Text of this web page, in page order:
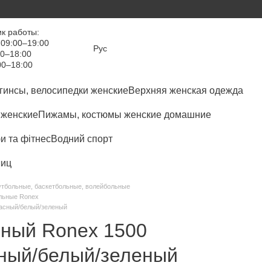
работы:
09:00–19:00
Рус
велосипедки женскиеВерхняя женская одежда
Пижамы, костюмы женские домашние
та фітнесВодний спорт
баскетбольные, волейбольные
Ronex
белый/зеленый
Ronex 1500
белый/зеленый